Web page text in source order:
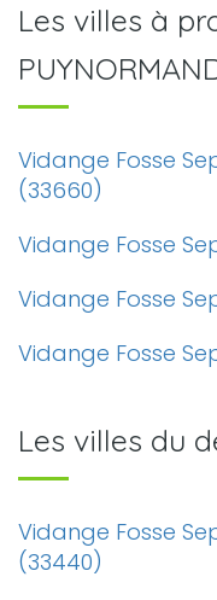
Les villes à
Vidange Fosse
(33660)
Vidange Fosse
Vidange Fosse
Vidange Fosse
Les villes du
Vidange Fosse
(33440)